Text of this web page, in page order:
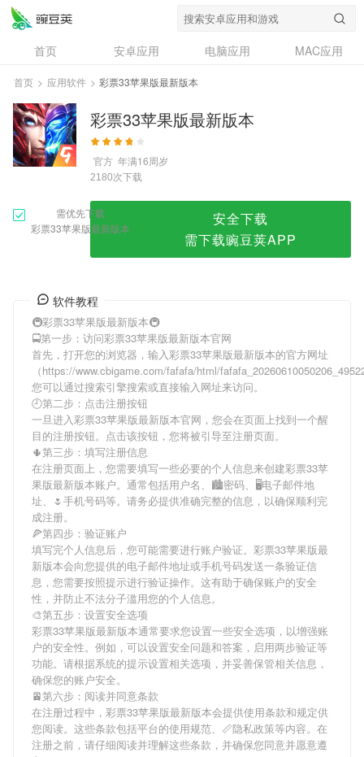
彩票33苹果版最新版本
首页 安卓应用 电脑应用
MAC应用
资讯
专题
问答
首页 > 应用软件 > 彩票33苹果版最新版本
彩票33苹果版最新版本
官方 年满16周岁
2180次下载
需优先下载
彩票33苹果版最新版本
安全下载
需下载豌豆荚APP
软件教程
🚇彩票33苹果版最新版本🚇
🚍第一步：访问彩票33苹果版最新版本官网
首先，打开您的浏览器，输入彩票33苹果版最新版本的官方网址
（https://www.cbigame.com/fafafa/html/
您可以通过搜索引擎搜索或直接输入网址来访问。
🕘第二步：点击注册按钮
一旦进入彩票33苹果版最新版本官网，您会在页面上找到一个醒
目的注册按钮。点击该按钮，您将被引导至注册页面。
🌵第三步：填写注册信息
在注册页面上，您需要填写一些必要的个人信息来创建彩票33苹
果版最新版本账户。通常包括用户名、🏙密码、🖥电子邮件地
址、🌷手机号码等。请务必提供准确完整的信息，以确保顺利完
成注册。
🍕第四步：验证账户
填写完个人信息后，您可能需要进行账户验证。彩票33苹果版最
新版本会向您提供的电子邮件地址或手机号码发送一条验证信
息，您需要按照提示进行验证操作。这有助于确保账户的安全
性，并防止不法分子滥用您的个人信息。
🎨第五步：设置安全选项
彩票33苹果版最新版本通常要求您设置一些安全选项，以增强账
户的安全性。例如，可以设置安全问题和答案，启用两步验证等
功能。请根据系统的提示设置相关选项，并妥善保管相关信息，
确保您的账户安全。
🚈第六步：阅读并同意条款
在注册过程中，彩票33苹果版最新版本会提供使用条款和规定供
您阅读。这些条款包括平台的使用规范、📏隐私政策等内容。在
注册之前，请仔细阅读并理解这些条款，并确保您同意并愿意遵